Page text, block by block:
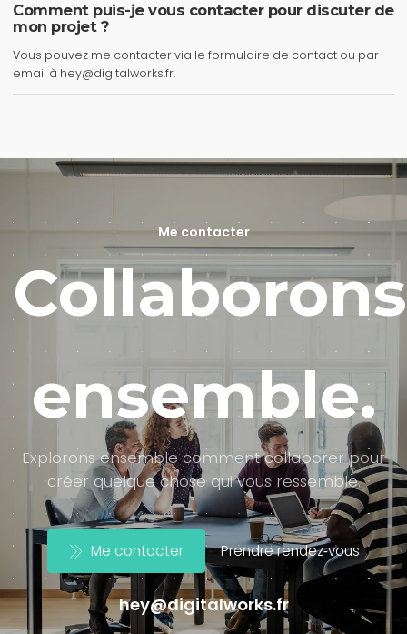
Comment puis-je vous contacter pour discuter de
mon projet ?
Vous pouvez me contacter via le formulaire de contact ou par
email à hey@digitalworks.fr.
Me contacter
Collaborons
ensemble.
Explorons ensemble comment collaborer pour
créer quelque chose qui vous ressemble.
Me contacter Prendre rendez‑vous
hey@digitalworks.fr